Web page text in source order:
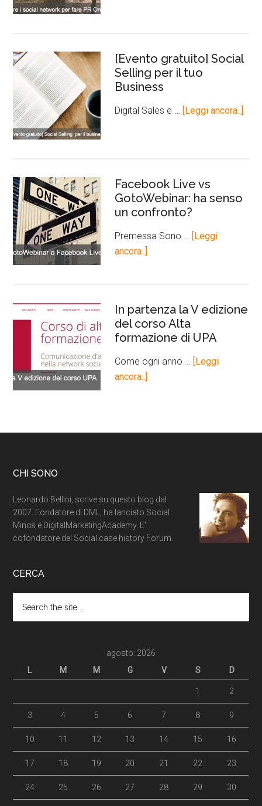
[Evento gratuito] Social
Selling per il tuo
Business
Digital Sales e … [Leggi ancora..]
Facebook Live vs
GotoWebinar: ha senso
un confronto?
Premessa Sono …
[Leggi
ancora..]
In partenza la V edizione
del corso Alta
formazione di UPA
Come ogni anno …
[Leggi
ancora..]
CHI SONO
Leonardo Bellini, scrive su questo blog dal
2007. Fondatore di DML, ha lanciato Social
Minds e DigitalMarketingAcademy. E'
cofondatore del Social case history Forum.
CERCA
agosto: 2026
L
M M G V S D
1 2
3 4 5 6 7 8 9
10 11 12 13 14 15 16
17 18 19 20 21 22 23
24 25 26 27 28 29 30